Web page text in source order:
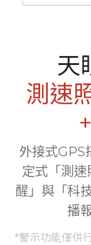
天
測速
外接式GPS
定式「測
醒」與「科
播
*警示功能僅供